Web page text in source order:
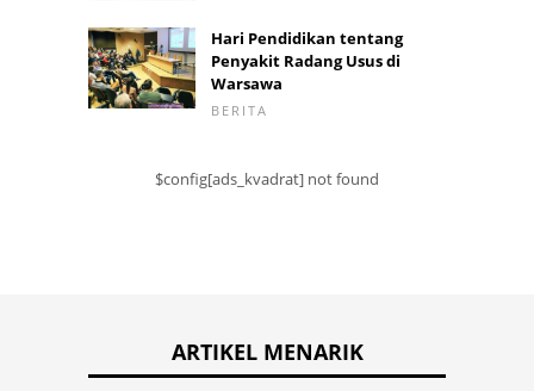
Hari Pendidikan tentang
Penyakit Radang Usus di
Warsawa
BERITA
$config[ads_kvadrat] not found
ARTIKEL MENARIK